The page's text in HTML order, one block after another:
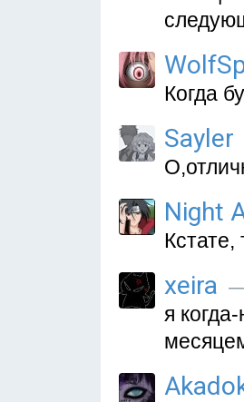
Когда
Sayler
Night
xeira
я